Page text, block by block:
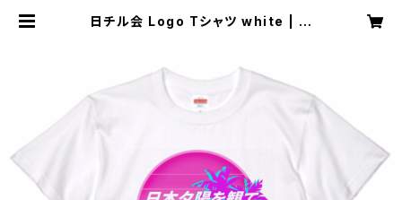
日チル会 Logo Tシャツ white | 一